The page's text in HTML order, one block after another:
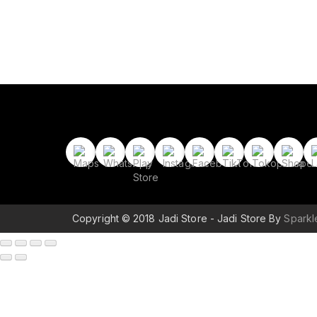
Copyright © 2018 Jadi Store - Jadi Store By